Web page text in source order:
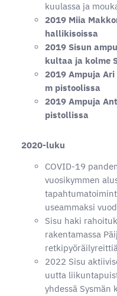
kuulassa ja
2019 Miia
hallikisoissa
2019 Sisun
kultaa ja kolme
2019 Ampuja
m pistoolissa
2019 Ampuja
pistollissa
2020-luku
COVID-19
vuosikymmen
useammaksi
Sisu haki
rakentamassa
2022 Sisu
uutta
yhdessä Sysmän